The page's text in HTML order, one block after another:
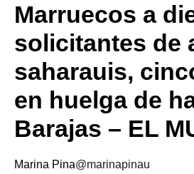
Marruecos a
solicitantes de
saharauis,
en huelga de
Barajas – EL
Marina Pina@marinapinau